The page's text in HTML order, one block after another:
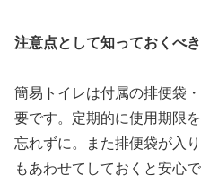
注意点として知っておくべ
簡易トイレは付属の排便袋
要です。定期的に使用期限
忘れずに。また排便袋が入
もあわせてしておくと安心で